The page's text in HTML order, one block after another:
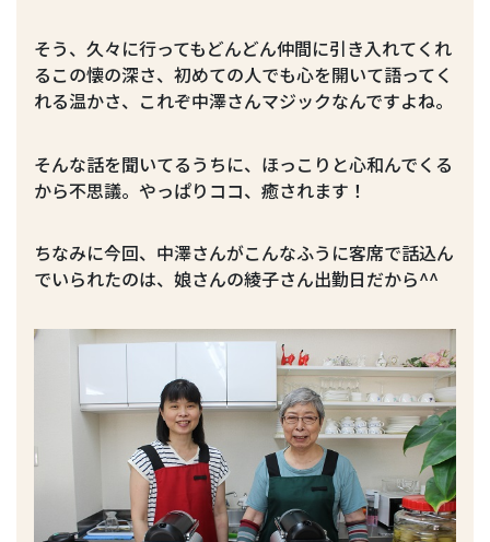
そう、久々に行ってもどんどん仲間に引き入れてくれ
るこの懐の深さ、初めての人でも心を開いて語ってく
れる温かさ、これぞ中澤さんマジックなんですよね。
そんな話を聞いてるうちに、ほっこりと心和んでくる
から不思議。やっぱりココ、癒されます！
ちなみに今回、中澤さんがこんなふうに客席で話込ん
でいられたのは、娘さんの綾子さん出勤日だから^^